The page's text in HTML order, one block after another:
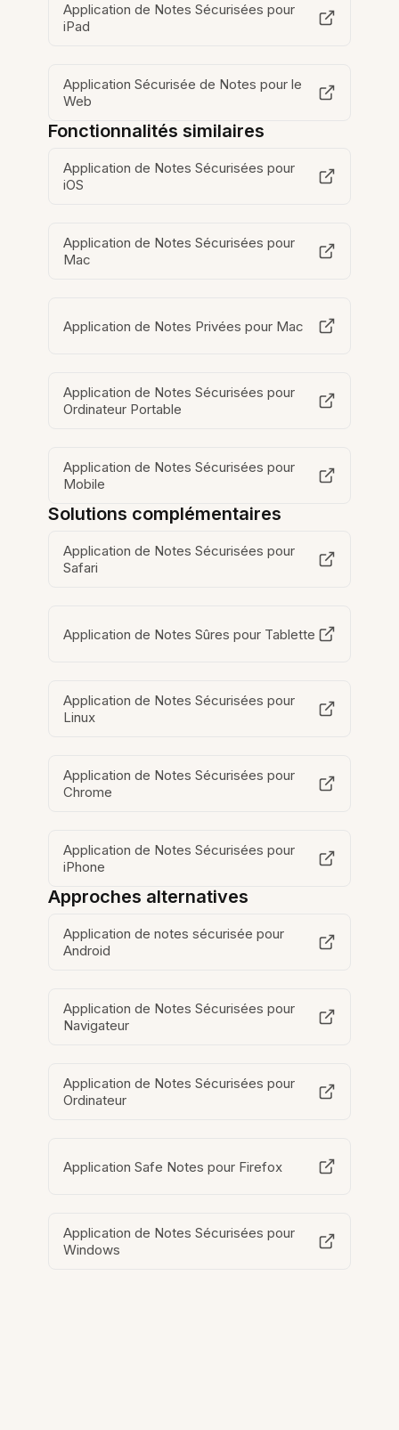
Application de Notes Sécurisées pour
iPad
Application Sécurisée de Notes pour le
Web
Fonctionnalités similaires
Application de Notes Sécurisées pour
iOS
Application de Notes Sécurisées pour
Mac
Application de Notes Privées pour Mac
Application de Notes Sécurisées pour
Ordinateur Portable
Application de Notes Sécurisées pour
Mobile
Solutions complémentaires
Application de Notes Sécurisées pour
Safari
Application de Notes Sûres pour Tablette
Application de Notes Sécurisées pour
Linux
Application de Notes Sécurisées pour
Chrome
Application de Notes Sécurisées pour
iPhone
Approches alternatives
Application de notes sécurisée pour
Android
Application de Notes Sécurisées pour
Navigateur
Application de Notes Sécurisées pour
Ordinateur
Application Safe Notes pour Firefox
Application de Notes Sécurisées pour
Windows